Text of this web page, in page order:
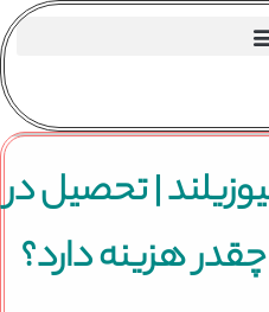
| تحصیل در
هزینه دارد؟